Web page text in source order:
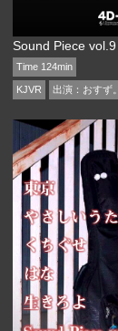
Sound Piece vol.9
Time 124min
KJVR 出演： おすず。